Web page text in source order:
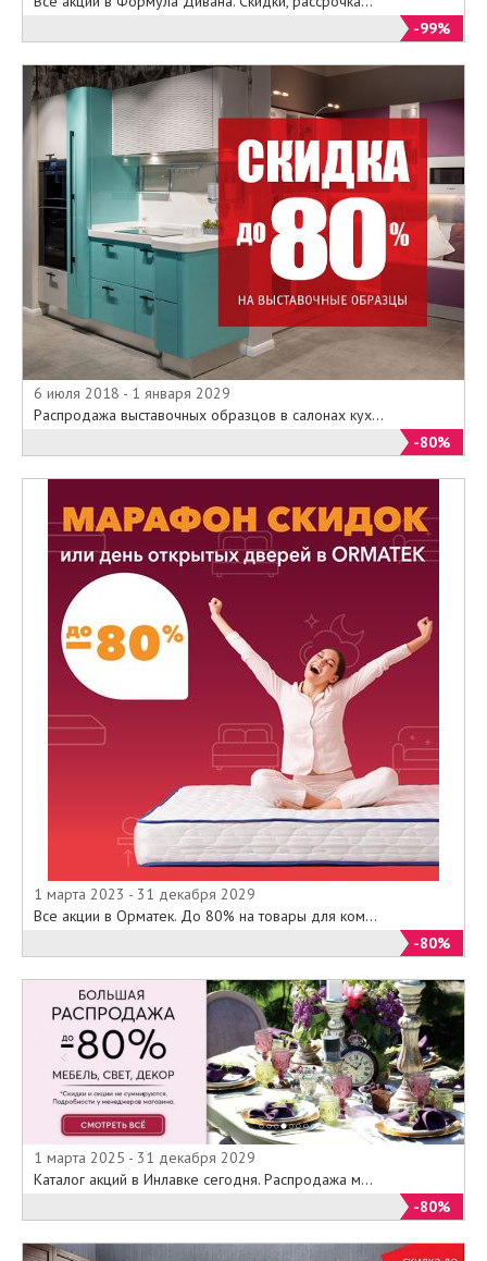
-99%
6 июля 2018 - 1 января 2029
Распродажа выставочных образцов в салонах кух...
-80%
1 марта 2023 - 31 декабря 2029
Все акции в Орматек. До 80% на товары для ком...
-80%
1 марта 2025 - 31 декабря 2029
Каталог акций в Инлавке сегодня. Распродажа м...
-80%